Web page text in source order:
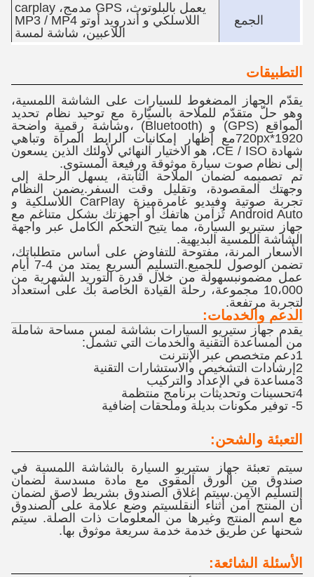
الجمع
يعمل بالبلوتوث، GPS مدمج، carplay
اللاسلكي و أندرويد أوتو MP3 / MP4
اللاعبين، شاشة لمسة
التطبيقات
يقدّم الجهاز المضغوط للسيارات على الشاشة اللمسية،
وهو حلّ متقدّم للملاحة بالسيّارة مع توحيد نظام تحديد
المواقع (GPS) و (Bluetooth) ،وشاشة رقمية واضحة
1920*720pxمع إظهار إمكانيات الرابط المرآة وتباهي
شهادة CE / ISO، هو الاختيار النهائي لأولئك الذين يسعون
إلى نظام صوت سيارة موثوقة ورفيعة المستوى.
تم تصميمه لضمان الملاحة الثابتة، يسهل الرحلة إلى
وجهتك المقصودة، وتقليل وقت السفر.يضمن النظام
تجربة صوتية وفيديو غامرةميزة CarPlay اللاسلكية و
Android Auto تُزامن هاتفك أو أجهزتك بشكل متناغم مع
جهاز ستيريو السيارة، مما يتيح التحكم الكامل عبر واجهة
الشاشة اللمسية البديهية.
الأسعار المرنة، مفتوحة للتفاوض على أساس متطلباتك،
تضمن الوصول للجميع.التسليم السريع يمتد من 4-7 أيام
عمل مضمونبسهولة من خلال قدرة التوريد الشهرية من
10،000 مجموعة، رحلة القيادة الخاصة بك على استعداد
لتجربة مرتفعة.
الدعم والخدمات:
يقدم جهاز ستيريو السيارات بشاشة لمس مساحة شاملة
من المساعدة التقنية والخدمات التي تشمل:
1دعم متخصص عبر الإنترنت
2إرشادات التشخيص والاستشارات التقنية
3مساعدة في الإعداد والتركيب
4تحسينات وتحديثات برنامج منتظمة
5- توفير مكونات بديلة وملحقات إضافية
التعبئة والشحن:
سيتم تعبئة جهاز ستيريو السيارة بالشاشة اللمسية في
صندوق من الورق المقوى مع مادة مسدسة لضمان
التسليم الآمن.سيتم إغلاق الصندوق بشريط لاصق لضمان
أن المنتج آمن أثناء النقلسيتم وضع علامة على الصندوق
مع اسم المنتج وغيرها من المعلومات ذات الصلة. سيتم
شحنها عن طريق خدمة خدمة سريعة موثوق بها.
الأسئلة الشائعة: